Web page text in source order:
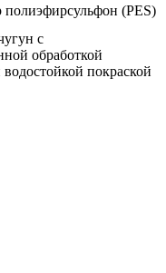
(PES)
с
обработкой
покраской